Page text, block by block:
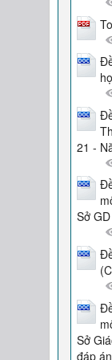
21 -
Sở
Sở
đáp